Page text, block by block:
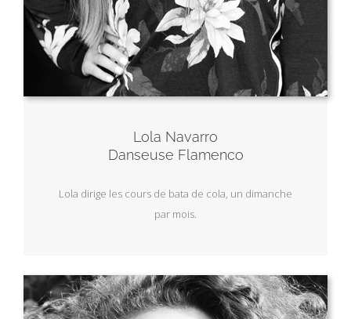
Lola Navarro
Danseuse Flamenco
Lola dirige les cours de bata de cola, un dimanche
par mois.